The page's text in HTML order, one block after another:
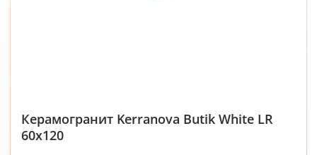
Керамогранит Kerranova Butik White LR
60x120